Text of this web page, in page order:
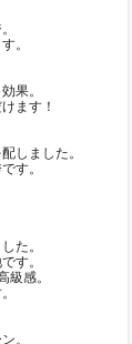
。
果。
ます！
しました。
す。
た。
す。
級感。
。